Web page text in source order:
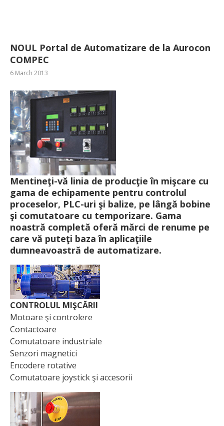
NOUL Portal de Automatizare de la Aurocon
COMPEC
6 March 2013
Mentineţi-vă linia de producţie în mişcare cu
gama de echipamente pentru controlul
proceselor, PLC-uri şi balize, pe lângă bobine
şi comutatoare cu temporizare. Gama
noastră completă oferă mărci de renume pe
care vă puteţi baza în aplicaţiile
dumneavoastră de automatizare.
CONTROLUL MIŞCĂRII
Motoare şi controlere
Contactoare
Comutatoare industriale
Senzori magnetici
Encodere rotative
Comutatoare joystick şi accesorii